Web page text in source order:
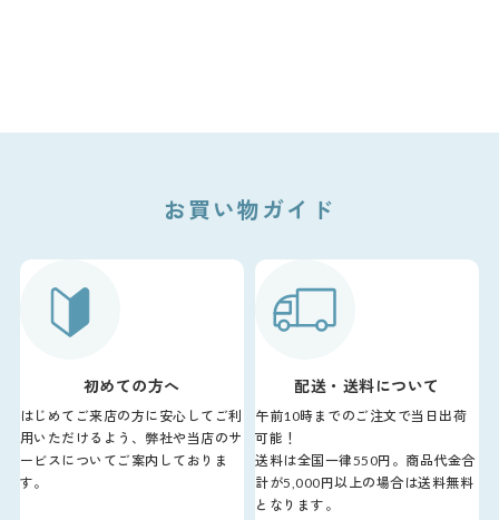
お買い物ガイド
初めての方へ
はじめてご来店の方に安心してご利
用いただけるよう、弊社や当店のサ
ービスについてご案内しておりま
す。
配送・送料について
午前10時までのご注文で当日出荷
可能！
送料は全国一律550円。商品代金合
計が5,000円以上の場合は送料無料
となります。